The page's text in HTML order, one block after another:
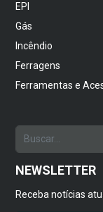
EPI
Gás
Incêndio
Ferragens
Ferramentas e
NEWSLETTER
Receba notícias